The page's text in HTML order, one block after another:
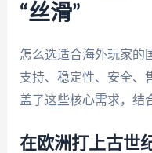
“丝滑”
怎么选适合海外玩家的
支持、稳定性、安全、
盖了这些核心需求，结
在欧洲打上古世